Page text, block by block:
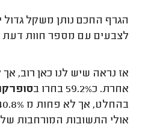
הגרף החכם נותן משקל גדול
לצבעים עם מספר חוות דעת
אז נראה שיש לנו כאן רוב,
אחרת. כ59.2% בחרו ב
בהחלט, אך לא פחות מ 40.8% בחר ב
אולי התשובות המורחבות